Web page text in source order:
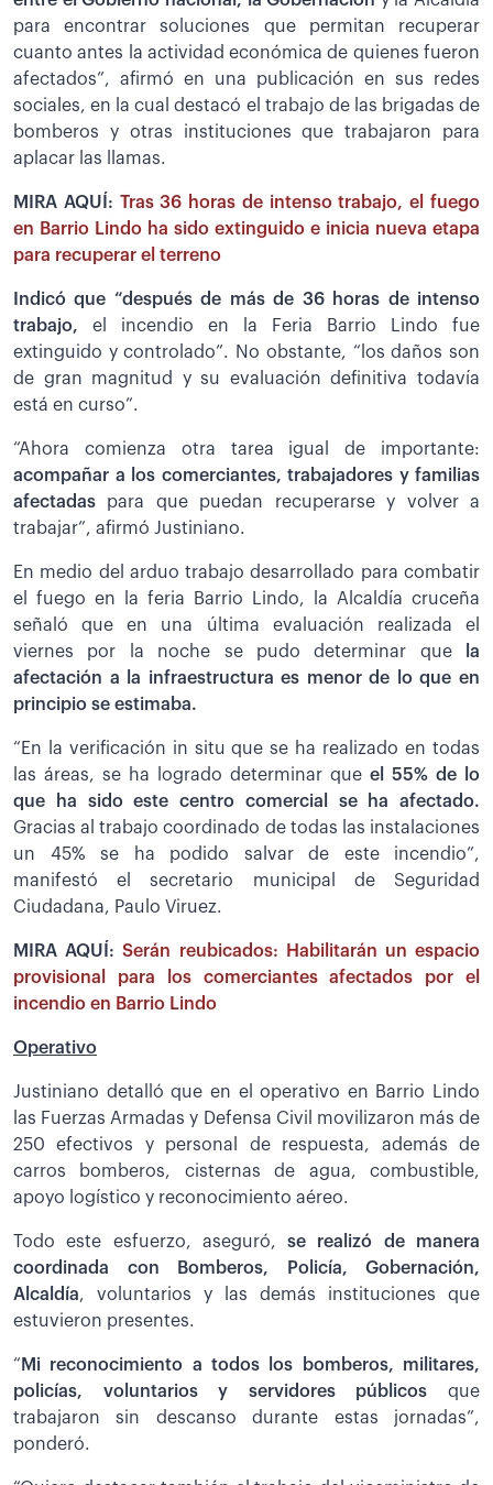
para encontrar soluciones que permitan recuperar
cuanto antes la actividad económica de quienes fueron
afectados”, afirmó en una publicación en sus redes
sociales, en la cual destacó el trabajo de las brigadas de
bomberos y otras instituciones que trabajaron para
aplacar las llamas.
MIRA AQUÍ: Tras 36 horas de intenso trabajo, el fuego
en Barrio Lindo ha sido extinguido e inicia nueva etapa
para recuperar el terreno
Indicó que “después de más de 36 horas de intenso
trabajo, el incendio en la Feria Barrio Lindo fue
extinguido y controlado”. No obstante, “los daños son
de gran magnitud y su evaluación definitiva todavía
está en curso”.
“Ahora comienza otra tarea igual de importante:
acompañar a los comerciantes, trabajadores y familias
afectadas para que puedan recuperarse y volver a
trabajar”, afirmó Justiniano.
En medio del arduo trabajo desarrollado para combatir
el fuego en la feria Barrio Lindo, la Alcaldía cruceña
señaló que en una última evaluación realizada el
viernes por la noche se pudo determinar que
la
afectación a la infraestructura es menor de lo que en
principio se estimaba.
“En la verificación in situ que se ha realizado en todas
las áreas, se ha logrado determinar que el 55% de lo
que ha sido este centro comercial se ha afectado.
Gracias al trabajo coordinado de todas las instalaciones
un 45% se ha podido salvar de este incendio”,
manifestó el secretario municipal de Seguridad
Ciudadana, Paulo Viruez.
MIRA AQUÍ:Serán reubicados: Habilitarán un espacio
provisional para los comerciantes afectados por el
incendio en Barrio Lindo
Operativo
Justiniano detalló que en el operativo en Barrio Lindo
las Fuerzas Armadas y Defensa Civil movilizaron más de
250 efectivos y personal de respuesta, además de
carros bomberos, cisternas de agua, combustible,
apoyo logístico y reconocimiento aéreo.
Todo este esfuerzo, aseguró, se realizó de manera
coordinada con Bomberos, Policía, Gobernación,
Alcaldía, voluntarios y las demás instituciones que
estuvieron presentes.
“ Mi reconocimiento a todos los bomberos, militares,
policías, voluntarios y servidores públicos que
trabajaron sin descanso durante estas jornadas”,
ponderó.